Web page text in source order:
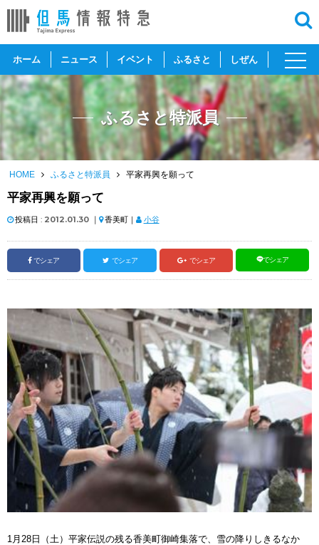
ホーム ニュース イベント ふるさと しぜん
toggle
ふるさと特派員
HOME ふるさと特派員 平家再興を願って
平家再興を願って
投稿日 : 2012.01.30 ｜ 香美町｜ 小谷
でシェア でシェア でシェア でシェア
1月28日（土）平家伝説の残る香美町御崎集落で、雪の降りしきるなか